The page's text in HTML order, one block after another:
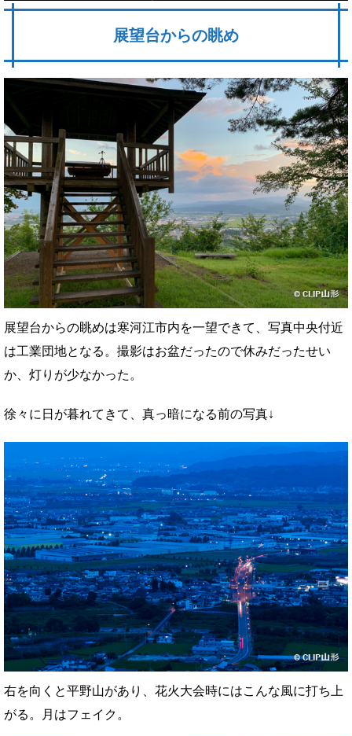
展望台からの眺め
展望台からの眺めは寒河江市内を一望できて、写真中央付近
は工業団地となる。撮影はお盆だったので休みだったせい
か、灯りが少なかった。
徐々に日が暮れてきて、真っ暗になる前の写真↓
右を向くと平野山があり、花火大会時にはこんな風に打ち上
がる。月はフェイク。